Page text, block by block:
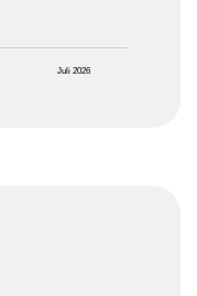
Juli 2026